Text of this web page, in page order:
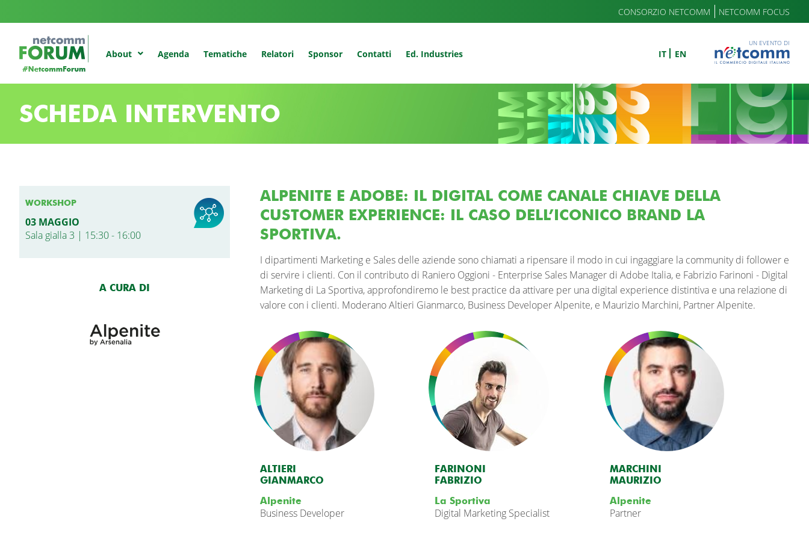
CONSORZIO NETCOMM NETCOMM FOCUS
About Agenda Tematiche Relatori Sponsor Contatti Ed. Industries IT EN
UN EVENTO DI
SCHEDA INTERVENTO
WORKSHOP
03 MAGGIO
Sala gialla 3 | 15:30 - 16:00
A CURA DI
ALPENITE E ADOBE: IL DIGITAL COME CANALE CHIAVE DELLA
CUSTOMER EXPERIENCE: IL CASO DELL’ICONICO BRAND LA
SPORTIVA.
I dipartimenti Marketing e Sales delle aziende sono chiamati a ripensare il modo in cui ingaggiare la community di follower e
di servire i clienti. Con il contributo di Raniero Oggioni - Enterprise Sales Manager di Adobe Italia, e Fabrizio Farinoni - Digital
Marketing di La Sportiva, approfondiremo le best practice da attivare per una digital experience distintiva e una relazione di
valore con i clienti. Moderano Altieri Gianmarco, Business Developer Alpenite, e Maurizio Marchini, Partner Alpenite.
ALTIERI
GIANMARCO
Alpenite
Business Developer
FARINONI
FABRIZIO
La Sportiva
Digital Marketing Specialist
MARCHINI
MAURIZIO
Alpenite
Partner